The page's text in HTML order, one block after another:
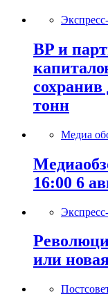
BP и
тонн
Медиа
16:00 6
или